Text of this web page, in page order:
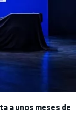
a unos meses de